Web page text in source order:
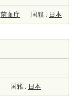
菌血症 国籍 : 日本
国籍 : 日本